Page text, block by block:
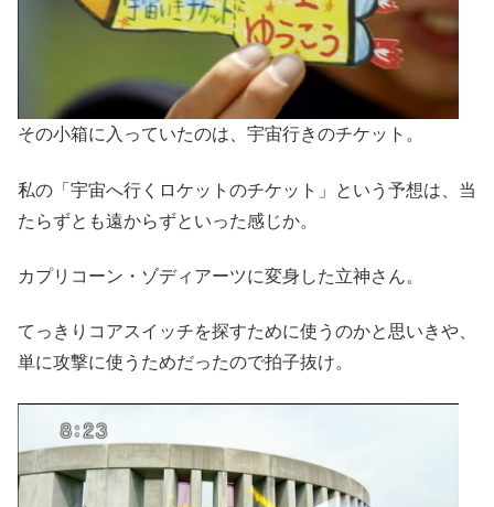
その小箱に入っていたのは、宇宙行きのチケット。
私の「宇宙へ行くロケットのチケット」という予想は、当
たらずとも遠からずといった感じか。
カプリコーン・ゾディアーツに変身した立神さん。
てっきりコアスイッチを探すために使うのかと思いきや、
単に攻撃に使うためだったので拍子抜け。